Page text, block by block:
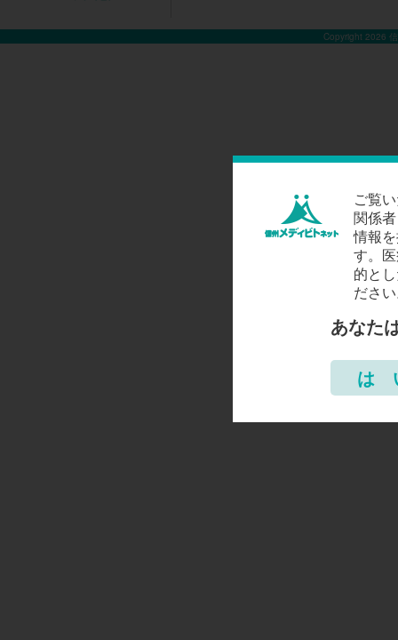
Copyright 2026
ご覧
関係
情報
す。
的と
ださ
あなた
は